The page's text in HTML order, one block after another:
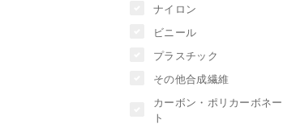
ナイロン
ビニール
プラスチック
その他合成繊維
カーボン・ポリカーボネー
ト